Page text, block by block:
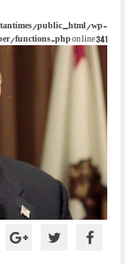
public_html/wp-
functions.php on line341